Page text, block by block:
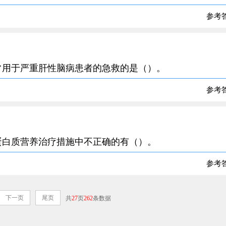
参考
于严重肝性脑病患者的急救的是（）。
参考
质营养治疗措施中不正确的有（）。
参考
下一页 尾页 共27页262条数据